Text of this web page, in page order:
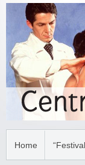
Home